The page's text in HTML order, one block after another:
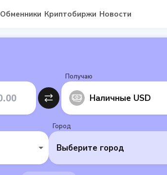
Обменники Криптобиржи Новости
Получаю
Наличные USD
Город
Выберите город